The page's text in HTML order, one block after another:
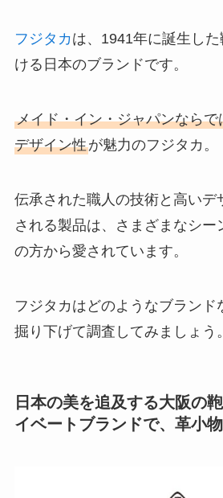
フジタカは、1941年に誕生し
ける日本のブランドです。
メイド・イン・ジャパンなら
デザイン性が魅力のフジタカ。
伝承された職人の技術と高いデ
される製品は、さまざまなシー
の方から愛されています。
フジタカはどのようなブランド
掘り下げて調査してみましょう。
日本の美を追及する大阪の
イベートブランドで、革小